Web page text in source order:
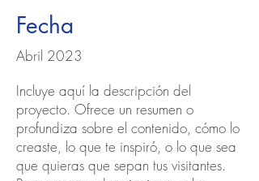
Fecha
Abril 2023
Incluye aquí la descripción del
proyecto. Ofrece un resumen o
profundiza sobre el contenido, cómo lo
creaste, lo que te inspiró, o lo que sea
que quieras que sepan tus visitantes.